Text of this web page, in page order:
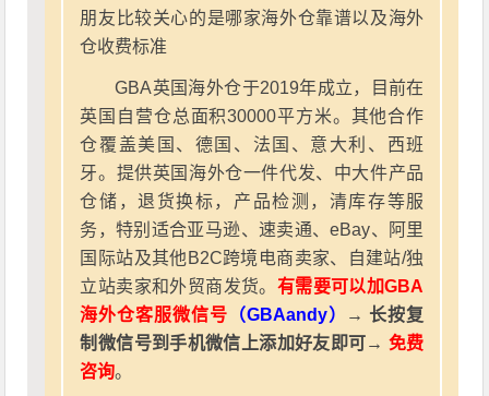
朋友比较关心的是哪家海外仓靠谱以及海外
仓收费标准
GBA英国海外仓于2019年成立，目前在
英国自营仓总面积30000平方米。其他合作
仓覆盖美国、德国、法国、意大利、西班
牙。提供英国海外仓一件代发、中大件产品
仓储，退货换标，产品检测，清库存等服
务，特别适合亚马逊、速卖通、eBay、阿里
国际站及其他B2C跨境电商卖家、自建站/独
立站卖家和外贸商发货。 有需要可以加GBA
海外仓客服微信号 （GBAandy）
→ 长按复
制微信号到手机微信上添加好友即可→ 免费
咨询。